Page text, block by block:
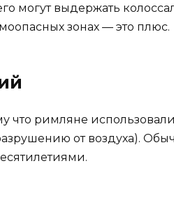
могут выдержать
зонах — это плюс.
что римляне
от воздуха).